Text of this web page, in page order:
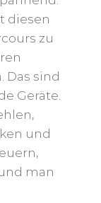
diesen
zu
Das sind
Geräte.
und
man